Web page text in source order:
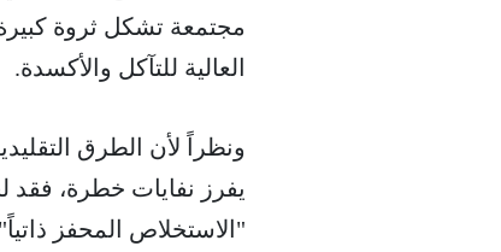
مجتمعة تشكل ثروة
العالية للتآكل والأكسدة.
ونظراً لأن الطرق
يفرز نفايات خطرة، فقد